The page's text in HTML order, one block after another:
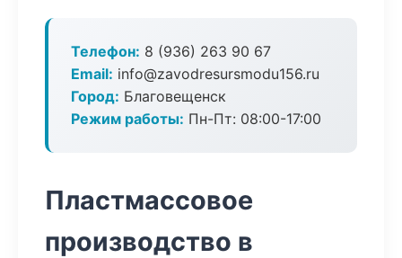
Телефон: 8 (936) 263 90 67
Email: info@zavodresursmodu156.ru
Город: Благовещенск
Режим работы: Пн-Пт: 08:00-17:00
Пластмассовое
производство в